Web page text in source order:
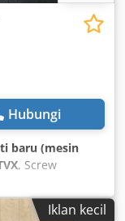
Hubungi
baru (mesin
, Screw
1,140
electrical
Iklan kecil